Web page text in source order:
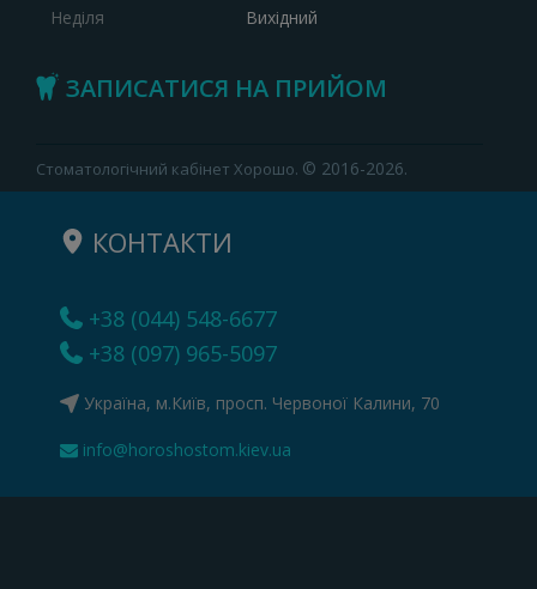
Неділя
Вихідний
ЗАПИСАТИСЯ НА ПРИЙОМ
Стоматологічний кабінет Хорошо. © 2016-2026.
КОНТАКТИ
+38 (044) 548-6677
+38 (097) 965-5097
Україна, м.Київ, просп. Червоної Калини, 70
info@horoshostom.kiev.ua